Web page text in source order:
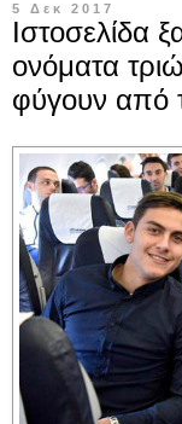
5 Δεκ 2017
Ιστοσελίδα
ονόματα
φύγουν από